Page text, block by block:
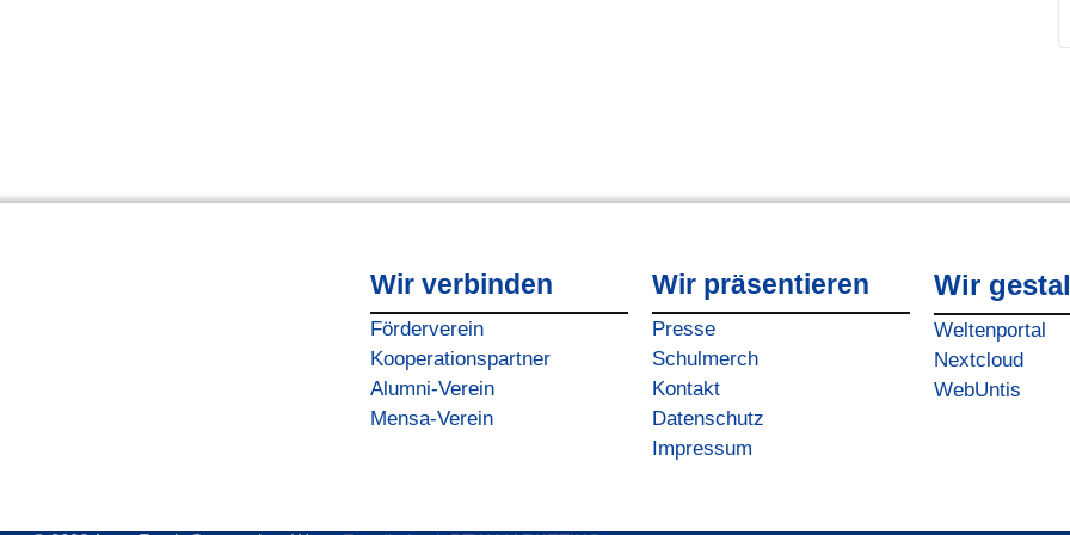
Wir verbinden
Förderverein
Kooperationspartner
Alumni-Verein
Mensa-Verein
Wir präsentieren
Presse
Schulmerch
Kontakt
Datenschutz
Impressum
Wir
Weltenportal
Nextcloud
WebUntis